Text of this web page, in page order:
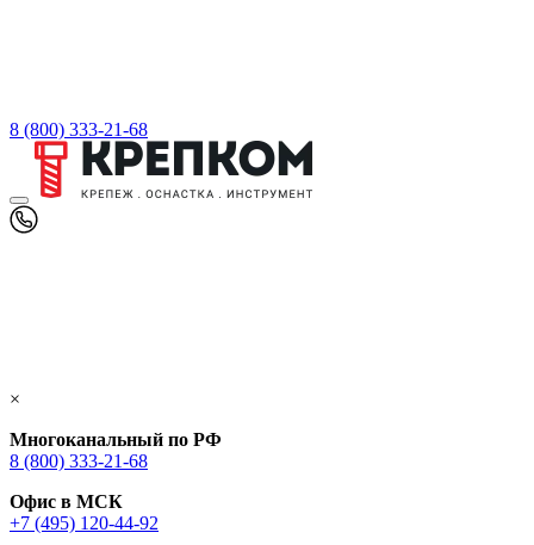
8 (800) 333-21-68
×
Многоканальный по РФ
8 (800) 333‑21-68
Офис в МСК
+7 (495) 120-44-92